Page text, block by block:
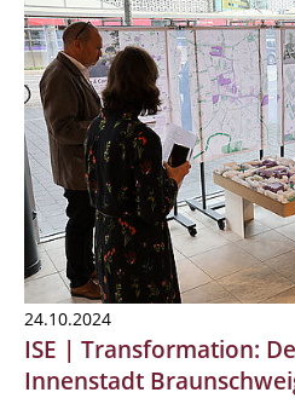
24.10.2024
ISE | Transformation:
Innenstadt